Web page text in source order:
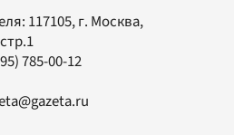
117105, г. Москва,
785-00-12